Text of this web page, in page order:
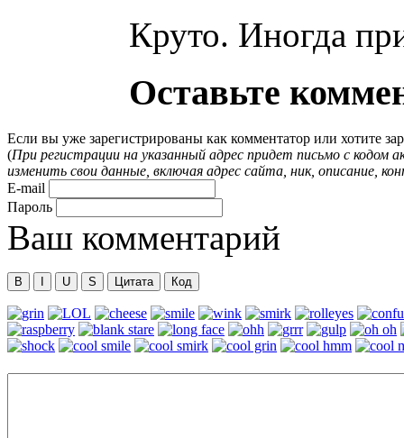
Круто. Иногда
Оставьте
Если вы уже зарегистрированы как комментатор или хотите
(При регистрации на указанный адрес придет письмо с
изменить свои данные, включая адрес сайта, ник, описание,
E-mail
Пароль
Ваш комментарий
B U S Цитата Код